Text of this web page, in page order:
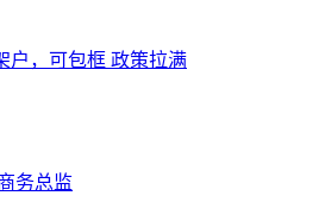
户，可包框 政策拉满
务总监